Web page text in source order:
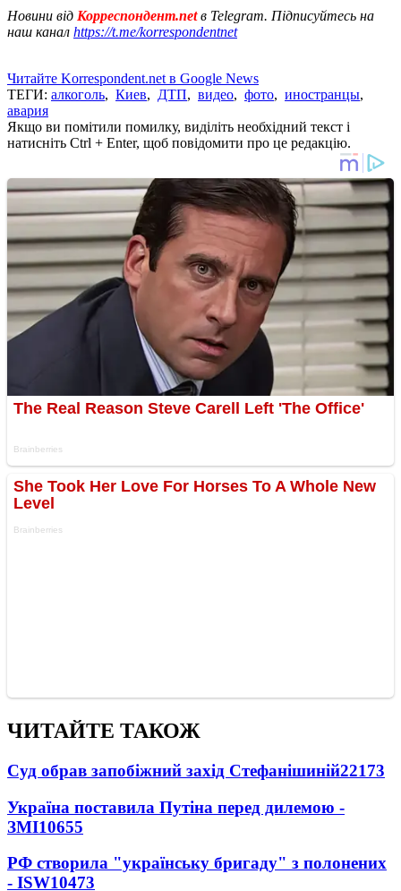
Новини від Корреспондент.netв Telegram. Підписуйтесь на
наш канал https://t.me/korrespondentnet
Читайте Korrespondent.net в Google News
ТЕГИ: алкоголь, Киев, ДТП, видео, фото, иностранцы,
авария
Якщо ви помітили помилку, виділіть необхідний текст і
натисніть Ctrl + Enter, щоб повідомити про це редакцію.
ЧИТАЙТЕ ТАКОЖ
Суд обрав запобіжний захід Стефанішиній22173
Україна поставила Путіна перед дилемою -
ЗМІ10655
РФ створила "українську бригаду" з полонених
- ISW10473